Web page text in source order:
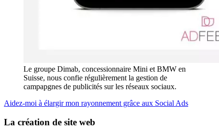
Le groupe Dimab, concessionnaire Mini et BMW en
Suisse, nous confie régulièrement la gestion de
campapgnes de publicités sur les réseaux sociaux.
Aidez-moi à élargir mon rayonnement grâce aux Social Ads
La création de site web